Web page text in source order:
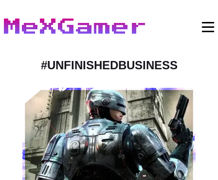
MeXGamer
#UNFINISHEDBUSINESS